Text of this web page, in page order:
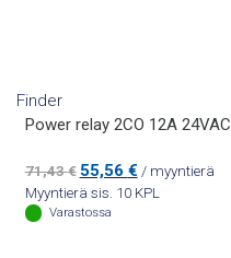
Finder
Power relay 2CO 12A 24VAC
71,43€ Alkuperäinen
hinta
oli:
55,56 €Nykyinen
hinta
/ myyntierä
Myyntierä sis. 10 KPL
Varastossa